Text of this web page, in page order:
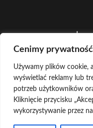
Cenimy
Używamy plików cookie,
wyświetlać reklamy lub
potrzeb użytkowników
Kliknięcie przycisku
wykorzystywanie przez
CREATED BY